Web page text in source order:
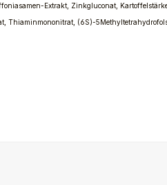
Extrakt, Zinkgluconat,
Thiaminmononitrat, (6S)-